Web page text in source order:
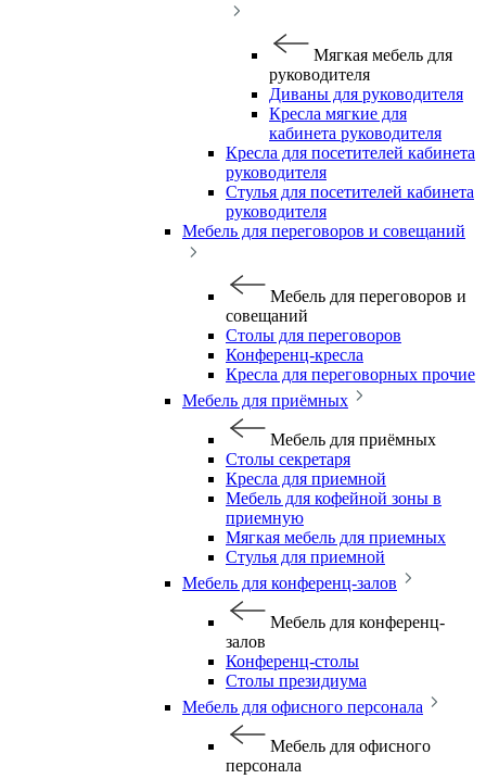
Мягкая мебель для
руководителя
Диваны для руководителя
Кресла мягкие для
кабинета руководителя
Кресла для посетителей кабинета
руководителя
Стулья для посетителей кабинета
руководителя
Мебель для переговоров и совещаний
Мебель для переговоров и
совещаний
Столы для переговоров
Конференц-кресла
Кресла для переговорных прочие
Мебель для приёмных
Мебель для приёмных
Столы секретаря
Кресла для приемной
Мебель для кофейной зоны в
приемную
Мягкая мебель для приемных
Стулья для приемной
Мебель для конференц-залов
Мебель для конференц-
залов
Конференц-столы
Столы президиума
Мебель для офисного персонала
Мебель для офисного
персонала